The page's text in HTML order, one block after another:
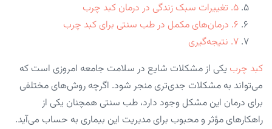
۵. تغییرات سبک زندگی در درمان کبد چرب
۶. درمان‌های مکمل در طب سنتی برای کبد چرب
۷. نتیجه‌گیری
کبد چرب یکی از مشکلات شایع در سلامت جامعه امروزی است که
می‌تواند به مشکلات جدی‌تری منجر شود. اگرچه روش‌های مختلفی
برای درمان این مشکل وجود دارد، طب سنتی همچنان یکی از
راهکارهای مؤثر و محبوب برای مدیریت این بیماری به حساب می‌آید.